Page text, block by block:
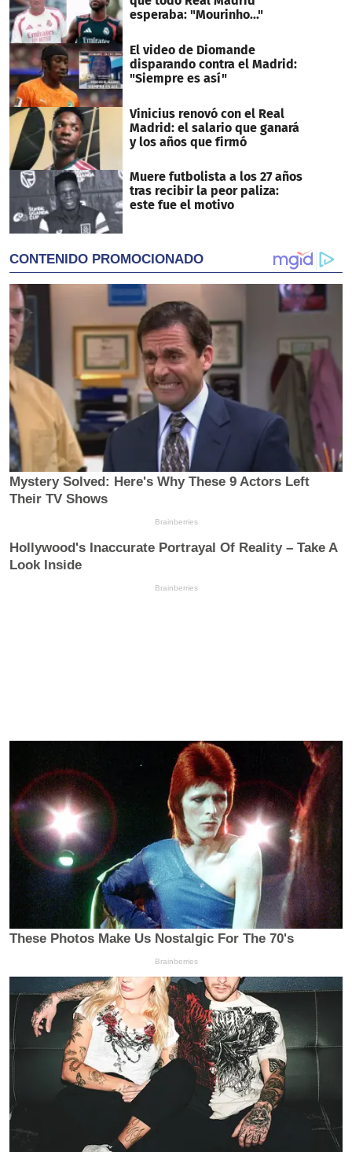
esperaba: "Mourinho..."
El video de Diomande
disparando contra el Madrid:
"Siempre es así"
Vinicius renovó con el Real
Madrid: el salario que ganará
y los años que firmó
Muere futbolista a los 27 años
tras recibir la peor paliza:
este fue el motivo